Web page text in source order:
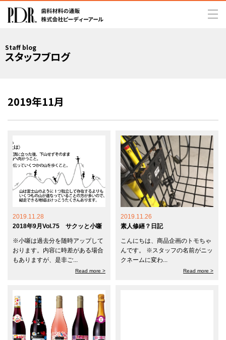
Staff blog
スタッフブログ
2019年11月
2019.11.28
2018年9月Vol.75 サクッと小噺
※小噺は過去分を随時アップして
おります。内容に時差がある場合
もありますが、是非ご...
Read more >
2019.11.26
素人修繕？日記
こんにちは、商品企画のトモちゃ
んです。 ※スタッフの名前がニッ
クネームに変わ...
Read more >